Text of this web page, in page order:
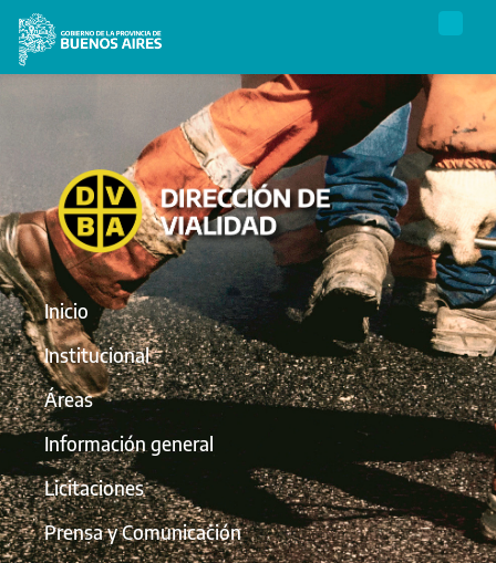
Inicio
Institucional
Áreas
Información general
Licitaciones
Prensa y Comunicación